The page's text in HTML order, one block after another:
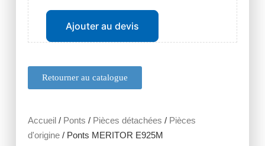
Retourner au catalogue
Accueil/ Ponts / Pièces détachées / Pièces
d'origine/ Ponts MERITOR E925M
Ajouter au devis